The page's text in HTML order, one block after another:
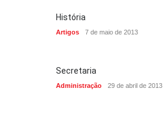
História
Artigos 7 de maio de 2013
Secretaria
Administração 29 de abril de 2013